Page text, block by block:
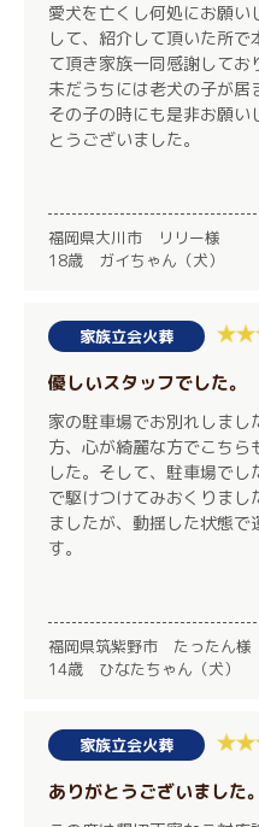
愛犬を亡くし何処にお願
して、紹介して頂いた所
て頂き家族一同感謝してお
未だうちには老犬の子が居
その子の時にも是非お願
とうございました。
福岡県大川市 リリー様
18歳 ガイちゃん（犬）
家族立会火葬
優しいスタッフでした。
家の駐車場でお別れしま
方、心が綺麗な方でこち
した。そして、駐車場で
で駆けつけてみおくりまし
ましたが、動揺した状態
す。
福岡県筑紫野市 たったん様
14歳 ひなたちゃん（犬）
家族立会火葬
ありがとうございました。